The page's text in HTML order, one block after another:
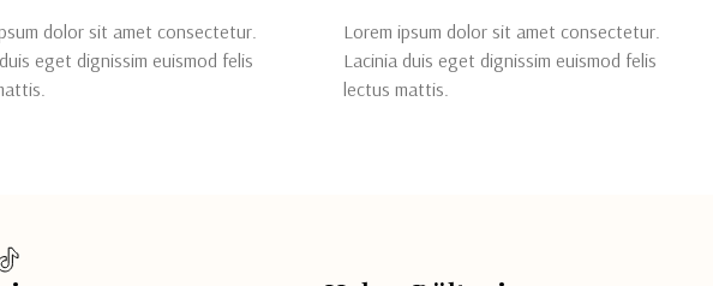
dolor sit amet consectetur.
eget dignissim euismod felis
Lorem ipsum dolor sit amet consectetur.
Lacinia duis eget dignissim euismod felis
lectus mattis.